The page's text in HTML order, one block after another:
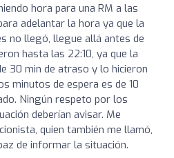
hora para una RM a las
adelantar la hora ya que la
no llegó, llegue allá antes de
hasta las 22:10, ya que la
30 min de atraso y lo hicieron
minutos de espera es de 10
Ningún respeto por los
deberían avisar. Me
quien también me llamó,
de informar la situación.